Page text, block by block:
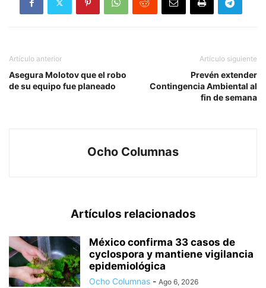
Artículo anterior
Asegura Molotov que el robo
de su equipo fue planeado
Artículo siguiente
Prevén extender
Contingencia Ambiental al
fin de semana
Ocho Columnas
Artículos relacionados
México confirma 33 casos de
cyclospora y mantiene vigilancia
epidemiológica
Ocho Columnas - Ago 6, 2026